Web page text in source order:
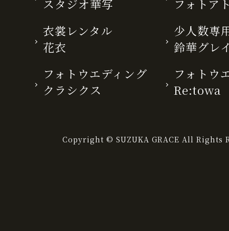
スタジオ華写
フォトア
衣裳レンタル
花衣
少人数専
鈴華グレ
フォトウエディング
クラシクス
フォトウ
Re:towa
Copyright © SUZUKA GRACE All Rights